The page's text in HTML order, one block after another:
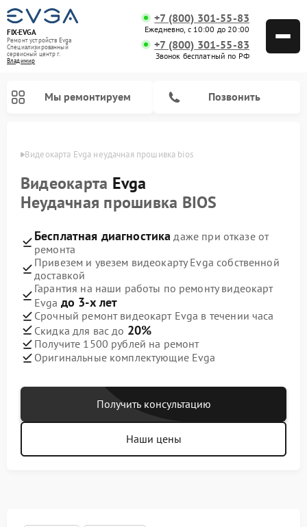
FIX-EVGA
Ремонт устройств Evga
Специализированный
cервисный центр г.
Владимир
+7 (800) 301-55-83
Ежедневно, с 10:00 до 20:00
+7 (800) 301-55-83
Звонок бесплатный по РФ
Мы ремонтируем Позвонить
Видеокарта Evga неудачная прошивка bios
Видеокарта Evga
Неудачная прошивка BIOS
Бесплатная диагностика даже при отказе от
ремонта
Привезем и увезем видеокарту Evga собственной
доставкой
Гарантия на наши работы по ремонту видеокарт
Evga до 3-х лет
Срочный ремонт видеокарт Evga в течении часа
Скидка для вас до 20%
Получите 1500 рублей на ремонт
Оригинальные комплектующие Evga
Получить консультацию
Наши цены